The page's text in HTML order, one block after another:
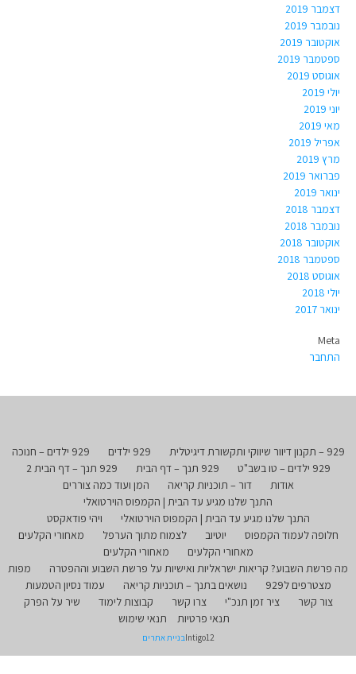
דצמבר 2019
נובמבר 2019
אוקטובר 2019
ספטמבר 2019
אוגוסט 2019
יולי 2019
יוני 2019
מאי 2019
אפריל 2019
מרץ 2019
פברואר 2019
ינואר 2019
דצמבר 2018
נובמבר 2018
אוקטובר 2018
ספטמבר 2018
אוגוסט 2018
יולי 2018
ינואר 2017
Meta
התחבר
929 – תקנון דיוור שיווקי ותקשורת דיגיטלית 929 ילדים
929 ילדים – חנוכה
929 ילדים – טו בשב"ט
929 תנך – דף הבית
929 תנך – דף הבית 2
אודות
דור – תוכניות קריאה
המן ועוד כמה צוררים
התנך שלנו מגיע עד הבית | הקמפוס הוירטואלי
התנך שלנו מגיע עד הבית | הקמפוס הוירטואלי
ויהי פודאקסט
חלופה לעמוד הקמפוס
יוטיוב לצמוח מתוך הערפל
מאחורי הקלעים
מאחורי הקלעים
מאחורי הקלעים
מה פרשת השבוע? קריאות ישראליות ואישיות על פרשת השבוע וההפטרה
מפות
מצטרפים ל929
נושאים בתנך – תוכניות קריאה
עמוד נסיון הטמעות
צור קשר
ציר זמן תנכ"י צרו קשר קבוצות לימוד
שיר על הפרק
תנאי פרטיות
תנאי שימוש
Intigo12בניית אתרים